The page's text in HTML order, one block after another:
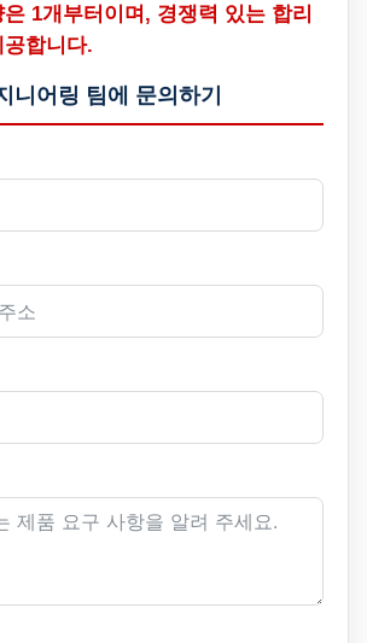
1개부터이며, 경쟁력 있는 합리
합니다.
니어링 팀에 문의하기